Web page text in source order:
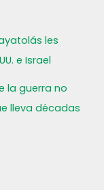
les
e Israel
la guerra no
lleva décadas